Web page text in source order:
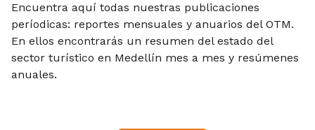
Encuentra aquí todas nuestras publicaciones
períodicas: reportes mensuales y anuarios del OTM.
En ellos encontrarás un resumen del estado del
sector turístico en Medellín mes a mes y resúmenes
anuales.